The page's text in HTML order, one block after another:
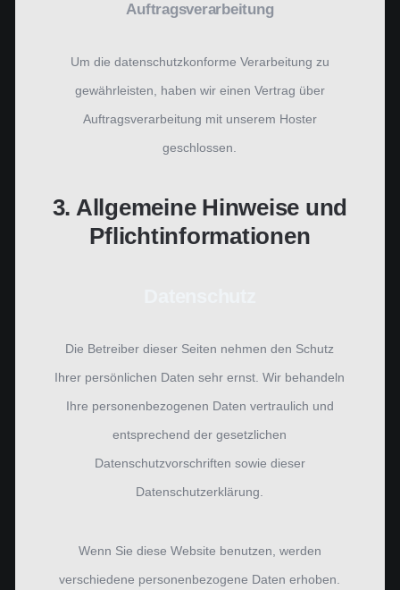
Auftragsverarbeitung
Um die datenschutzkonforme Verarbeitung zu
gewährleisten, haben wir einen Vertrag über
Auftragsverarbeitung mit unserem Hoster
geschlossen.
3. Allgemeine Hinweise und
Pflicht­informationen
Die Betreiber dieser Seiten nehmen den Schutz
Ihrer persönlichen Daten sehr ernst. Wir behandeln
Ihre personenbezogenen Daten vertraulich und
entsprechend der gesetzlichen
Datenschutzvorschriften sowie dieser
Datenschutzerklärung.
Wenn Sie diese Website benutzen, werden
verschiedene personenbezogene Daten erhoben.